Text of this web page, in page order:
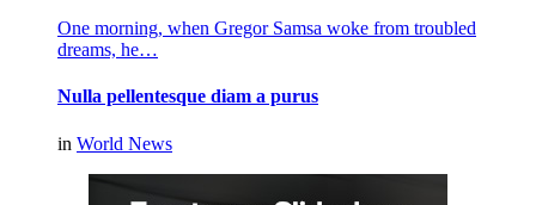
One morning, when Gregor Samsa woke from troubled
dreams, he…
Nulla pellentesque diam a purus
in World News